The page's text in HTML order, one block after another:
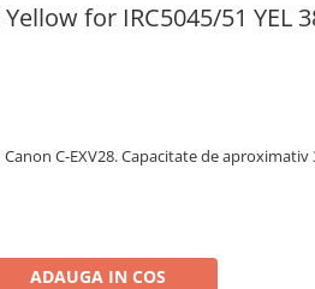
for IRC5045/51 YEL
C-EXV28. Capacitate de aproximativ
ADAUGA IN COS